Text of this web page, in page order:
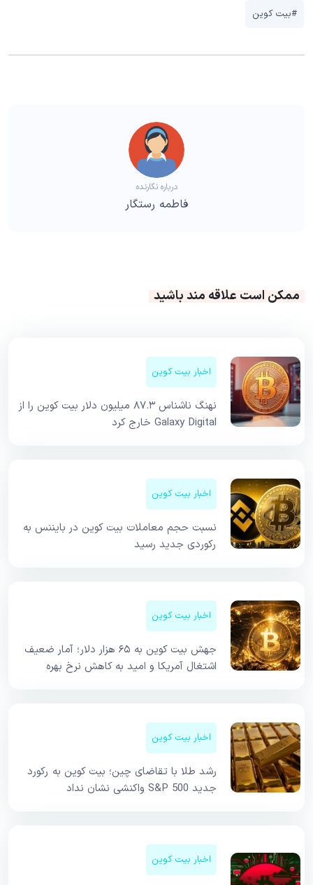
#بیت کوین
درباره نگارنده
فاطمه رستگار
ممکن است علاقه مند باشید
اخبار بیت کوین
نهنگ ناشناس ۸۷.۳ میلیون دلار بیت کوین را از
Galaxy Digital خارج کرد
اخبار بیت کوین
نسبت حجم معاملات بیت کوین در بایننس به
رکوردی جدید رسید
اخبار بیت کوین
جهش بیت کوین به ۶۵ هزار دلار؛ آمار ضعیف
اشتغال آمریکا و امید به کاهش نرخ بهره
اخبار بیت کوین
رشد طلا با تقاضای چین؛ بیت کوین به رکورد
جدید S&P 500 واکنشی نشان نداد
اخبار بیت کوین